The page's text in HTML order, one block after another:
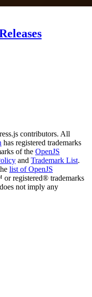
contributors. All
has registered trademarks
of the OpenJS
and Trademark List.
list of OpenJS
or registered® trademarks
not imply any